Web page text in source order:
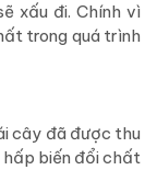
xấu đi. Chính vì
trong quá trình
cây đã được thu
hấp biến đổi chất